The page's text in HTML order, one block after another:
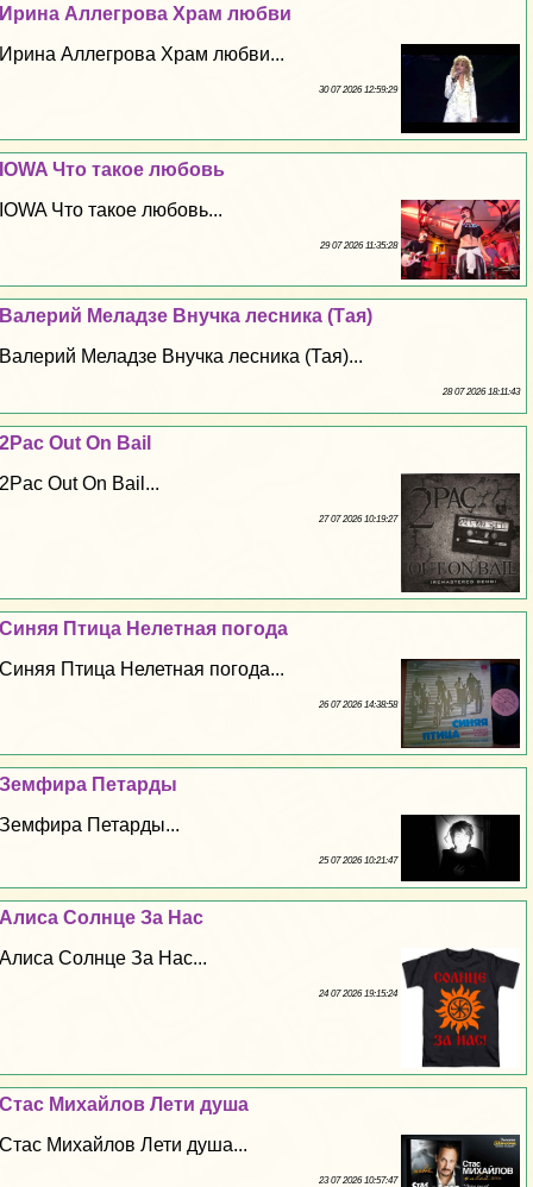
Ирина Аллегрова Храм любви
Ирина Аллегрова Храм любви...
30 07 2026 12:59:29
IOWA Что такое любовь
IOWA Что такое любовь...
29 07 2026 11:35:28
Валерий Меладзе Внучка лесника (Тая)
Валерий Меладзе Внучка лесника (Тая)...
28 07 2026 18:11:43
2Pac Out On Bail
2Pac Out On Bail...
27 07 2026 10:19:27
Синяя Птица Нелетная погода
Синяя Птица Нелетная погода...
26 07 2026 14:38:58
Земфира Петарды
Земфира Петарды...
25 07 2026 10:21:47
Алиса Солнце За Нас
Алиса Солнце За Нас...
24 07 2026 19:15:24
Стас Михайлов Лети душа
Стас Михайлов Лети душа...
23 07 2026 10:57:47